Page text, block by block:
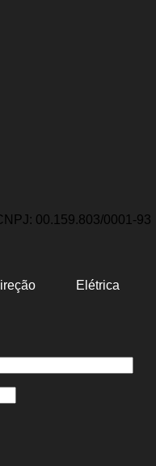
00.159.803/0001-93
Elétrica